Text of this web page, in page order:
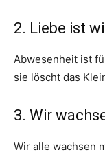
2. Liebe ist
Abwesenheit ist
sie löscht das
3. Wir
Wir alle wachsen